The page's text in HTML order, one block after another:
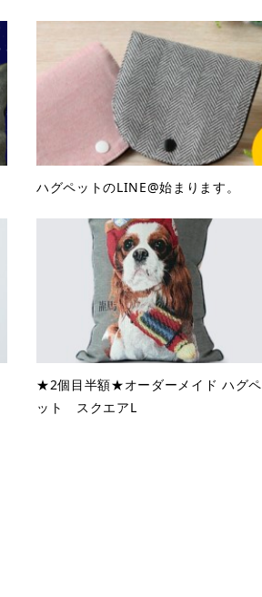
ハグペットのLINE@始まります。
★2個目半額★オーダーメイド ハグペ
ット スクエアL